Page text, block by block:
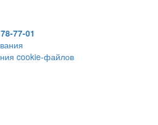
77-01
cookie-файлов